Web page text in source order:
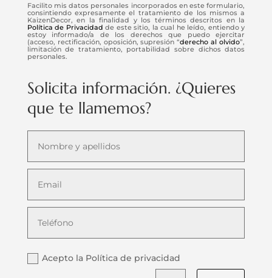
Facilito mis datos personales incorporados en este formulario,
consintiendo expresamente el tratamiento de los mismos a
KaizenDecor, en la finalidad y los términos descritos en la
Política de Privacidad de este sitio, la cual he leído, entiendo y
estoy informado/a de los derechos que puedo ejercitar
(acceso, rectificación, oposición, supresión “derecho al olvido”,
limitación de tratamiento, portabilidad sobre dichos datos
personales.
Solicita información. ¿Quieres
que te llamemos?
Acepto la Política de privacidad